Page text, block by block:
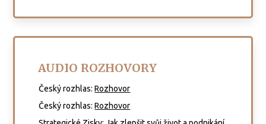
AUDIO ROZHOVORY
Český rozhlas:Rozhovor
Český rozhlas:Rozhovor